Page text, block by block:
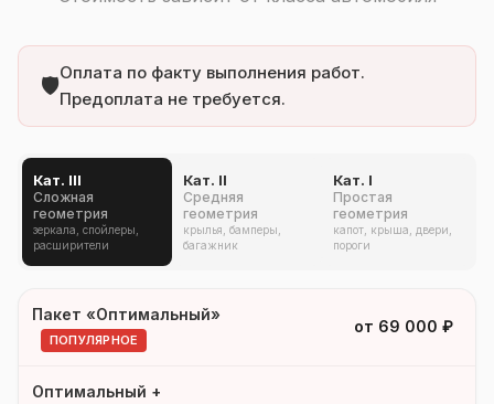
🛡️
Оплата по факту выполнения работ.
Предоплата не требуется.
Кат. III
Сложная
геометрия
зеркала, спойлеры,
расширители
Кат. II
Средняя
геометрия
крылья, бамперы,
багажник
Кат. I
Простая
геометрия
капот, крыша, двери,
пороги
УСЛУГА КАТ. III
Пакет «Оптимальный»
ПОПУЛЯРНОЕ
от 69 000 ₽
Оптимальный +